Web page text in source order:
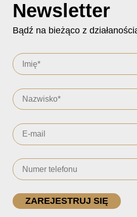
Newsletter
Bądź na bieżąco z